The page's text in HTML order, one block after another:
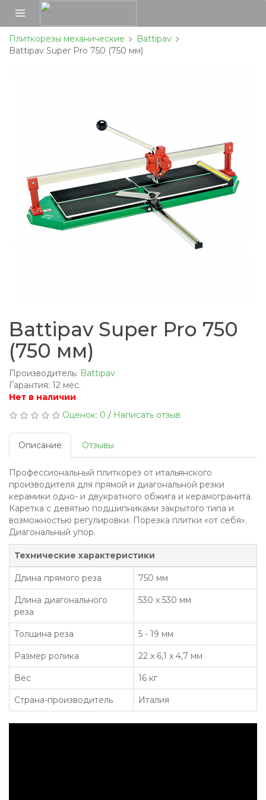
Плиткорезы механические
Battipav
Battipav Super Pro 750 (750 мм)
Battipav Super Pro 750
(750 мм)
Производитель: Battipav
Гарантия: 12 мес.
Нет в наличии
Оценок: 0 / Написать отзыв
Описание Отзывы
Профессиональный плиткорез от итальянского
производителя для прямой и диагональной резки
керамики одно- и двукратного обжига и керамогранита.
Каретка с девятью подшипниками закрытого типа и
возможностью регулировки. Порезка плитки «от себя».
Диагональный упор.
Технические характеристики
Длина прямого реза 750 мм
Длина диагонального
реза
530 x 530 мм
Толщина реза 5 - 19 мм
Размер ролика 22 x 6,1 x 4,7 мм
Вес 16 кг
Страна-производитель Италия